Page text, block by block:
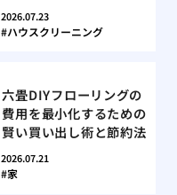
2026.07.23
ハウスクリーニング
六畳DIYフローリングの
費用を最小化するための
賢い買い出し術と節約法
2026.07.21
家